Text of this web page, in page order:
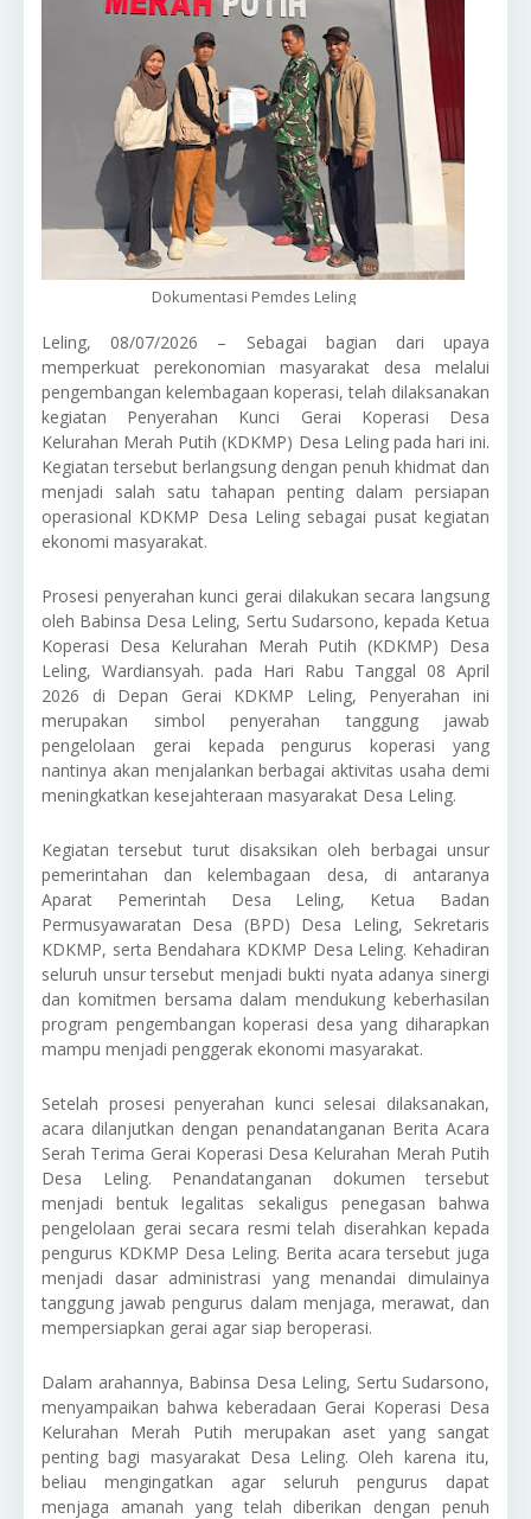
Dokumentasi Pemdes Leling
Leling, 08/07/2026 – Sebagai bagian dari upaya
memperkuat perekonomian masyarakat desa melalui
pengembangan kelembagaan koperasi, telah dilaksanakan
kegiatan Penyerahan Kunci Gerai Koperasi Desa
Kelurahan Merah Putih (KDKMP) Desa Leling pada hari ini.
Kegiatan tersebut berlangsung dengan penuh khidmat dan
menjadi salah satu tahapan penting dalam persiapan
operasional KDKMP Desa Leling sebagai pusat kegiatan
ekonomi masyarakat.
Prosesi penyerahan kunci gerai dilakukan secara langsung
oleh Babinsa Desa Leling, Sertu Sudarsono, kepada Ketua
Koperasi Desa Kelurahan Merah Putih (KDKMP) Desa
Leling, Wardiansyah. pada Hari Rabu Tanggal 08 April
2026 di Depan Gerai KDKMP Leling, Penyerahan ini
merupakan simbol penyerahan tanggung jawab
pengelolaan gerai kepada pengurus koperasi yang
nantinya akan menjalankan berbagai aktivitas usaha demi
meningkatkan kesejahteraan masyarakat Desa Leling.
Kegiatan tersebut turut disaksikan oleh berbagai unsur
pemerintahan dan kelembagaan desa, di antaranya
Aparat Pemerintah Desa Leling, Ketua Badan
Permusyawaratan Desa (BPD) Desa Leling, Sekretaris
KDKMP, serta Bendahara KDKMP Desa Leling. Kehadiran
seluruh unsur tersebut menjadi bukti nyata adanya sinergi
dan komitmen bersama dalam mendukung keberhasilan
program pengembangan koperasi desa yang diharapkan
mampu menjadi penggerak ekonomi masyarakat.
Setelah prosesi penyerahan kunci selesai dilaksanakan,
acara dilanjutkan dengan penandatanganan Berita Acara
Serah Terima Gerai Koperasi Desa Kelurahan Merah Putih
Desa Leling. Penandatanganan dokumen tersebut
menjadi bentuk legalitas sekaligus penegasan bahwa
pengelolaan gerai secara resmi telah diserahkan kepada
pengurus KDKMP Desa Leling. Berita acara tersebut juga
menjadi dasar administrasi yang menandai dimulainya
tanggung jawab pengurus dalam menjaga, merawat, dan
mempersiapkan gerai agar siap beroperasi.
Dalam arahannya, Babinsa Desa Leling, Sertu Sudarsono,
menyampaikan bahwa keberadaan Gerai Koperasi Desa
Kelurahan Merah Putih merupakan aset yang sangat
penting bagi masyarakat Desa Leling. Oleh karena itu,
beliau mengingatkan agar seluruh pengurus dapat
menjaga amanah yang telah diberikan dengan penuh